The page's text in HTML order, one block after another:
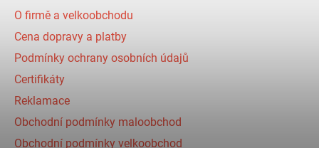
O firmě a velkoobchodu
Cena dopravy a platby
Podmínky ochrany osobních údajů
Certifikáty
Reklamace
Obchodní podmínky maloobchod
Obchodní podmínky velkoobchod